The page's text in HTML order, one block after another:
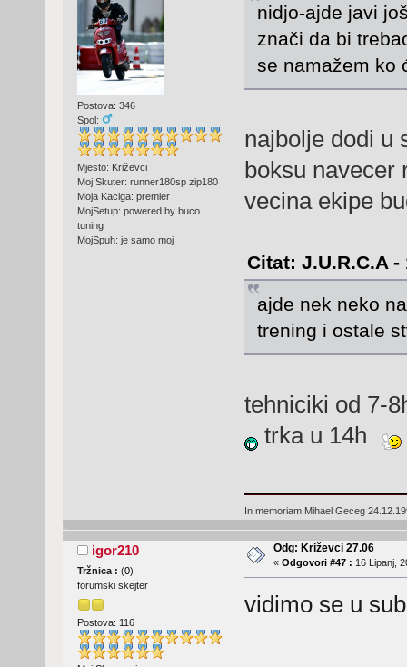
Postova: 346
Spol:
Mjesto: Križevci
Moj Skuter: runner180sp zip180
Moja Kaciga: premier
MojSetup: powered by buco
tuning
MojSpuh: je samo moj
nidjo-ajde javi
znači da bi
se namažem
najbolje dodi u
boksu
vecina ekipe
Citat: J.U.R.C.A
ajde nek neko
trening i ostale
tehniciki od 7-
trka u 14h
In memoriam Mihael Geceg
igor210
Tržnica : (0)
forumski skejter
Postova: 116
Odg: Križevci 27.06
« Odgovori #47 : 16 Lipanj,
vidimo se u